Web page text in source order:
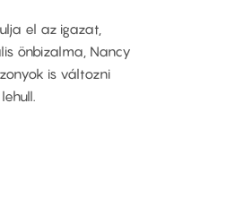
el az igazat,
önbizalma, Nancy
is változni